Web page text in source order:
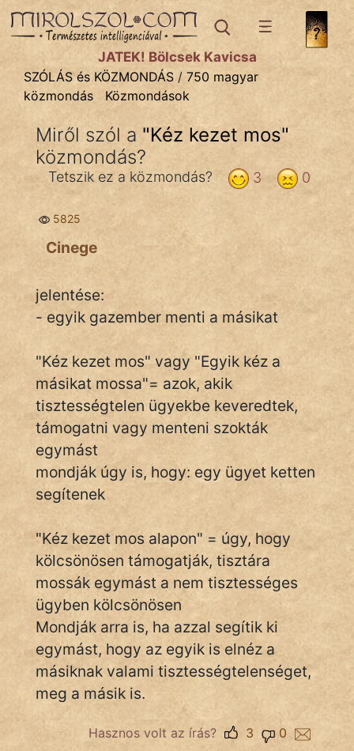
SZÓLÁS ÉS KÖZMONDÁStémák:
Bibliai
Kifejezések
Közmondások
Rímelő
Szóláscsoportok
Szólások
Tréfás
IRODALOM
SZÓLÁS
És
KÖZMONDÁS
ZENE
FILM
ÉLETMÓD
MAGYARSÁG
És
TÖRTÉNELEM
JÁTÉK! Bölcsek Kavicsa
SZÓLÁS és KÖZMONDÁS / 750 magyar
közmondás
Közmondások
Miről szól a "Kéz kezet mos"
közmondás?
0
3
Tetszik ez a közmondás?
5825
Cinege
jelentése:
- egyik gazember menti a másikat
"Kéz kezet mos" vagy "Egyik kéz a
másikat mossa"= azok, akik
tisztességtelen ügyekbe keveredtek,
támogatni vagy menteni szokták
egymást
mondják úgy is, hogy: egy ügyet ketten
segítenek
"Kéz kezet mos alapon" = úgy, hogy
kölcsönösen támogatják, tisztára
mossák egymást a nem tisztességes
ügyben kölcsönösen
Mondják arra is, ha azzal segítik ki
egymást, hogy az egyik is elnéz a
másiknak valami tisztességtelenséget,
meg a másik is.
Hasznos volt az írás? 0
3